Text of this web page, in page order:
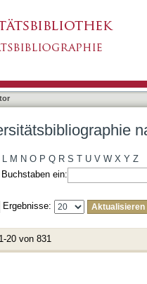
L M N O P Q R S T U V W X Y Z
ein:
Ergebnisse:
20 von 831